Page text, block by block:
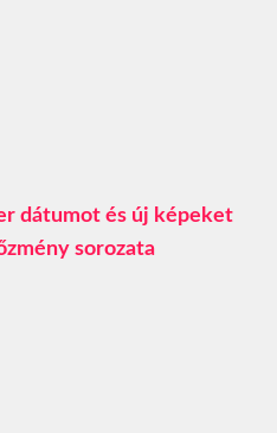
dátumot és új képeket
sorozata